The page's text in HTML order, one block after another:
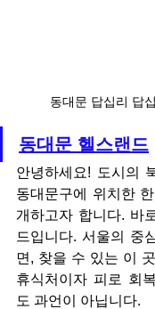
동대문 답십리 답
동대문 헬스랜드
안녕하세요! 도시의
동대문구에 위치한
개하고자 합니다. 바
드입니다. 서울의 중
면, 찾을 수 있는 이
휴식처이자 피로 회
도 과언이 아닙니다.